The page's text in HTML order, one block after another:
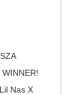
Nas X